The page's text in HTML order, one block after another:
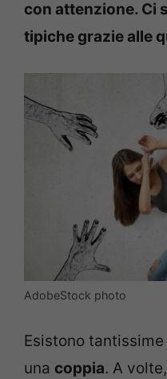
con attenzione. Ci
tipiche grazie alle
AdobeStock photo
Esistono
una coppia. A